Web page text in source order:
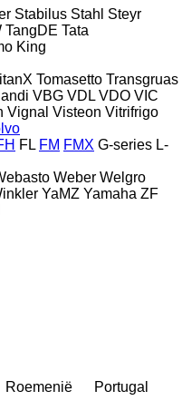
Stabilus Stahl Steyr
TangDE Tata
King
Tomasetto Transgruas
VBG VDL VDO VIC
Vignal Visteon Vitrifrigo
FL FM FMX G-series L-
Weber Welgro
YaMZ Yamaha ZF
Roemenië
Portugal